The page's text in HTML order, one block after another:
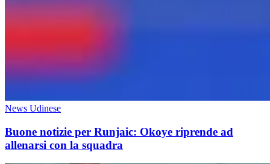
News Udinese
Buone notizie per Runjaic: Okoye riprende ad
allenarsi con la squadra